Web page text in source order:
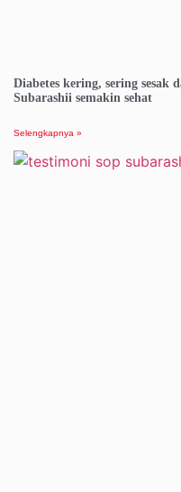
Diabetes kering, sering sesak
Subarashii semakin sehat
Selengkapnya »